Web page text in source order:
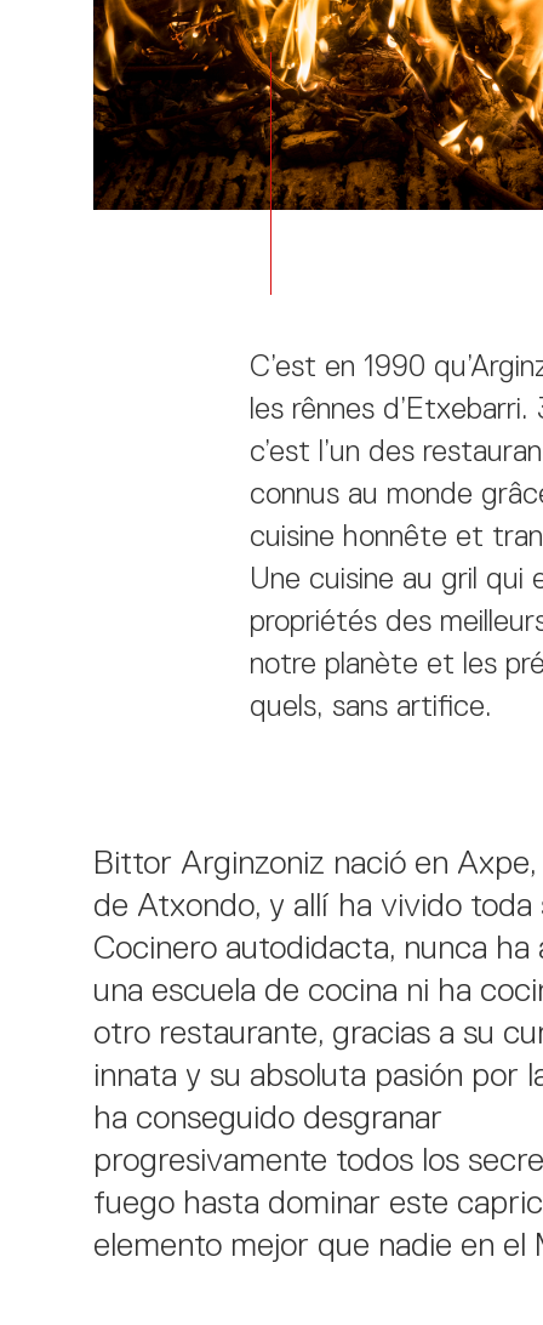
C’est en 1990
les rênnes d’Etxebarri.
c’est l’un des
connus au monde
cuisine honnête et
Une cuisine au gril qui
propriétés des
notre planète et les
quels, sans artifice.
Bittor Arginzoniz nació en Axpe,
de Atxondo, y allí ha vivido toda
Cocinero autodidacta, nunca ha
una escuela de cocina ni ha
otro restaurante, gracias a su
innata y su absoluta pasión por
ha conseguido desgranar
progresivamente todos los
fuego hasta dominar este
elemento mejor que nadie en el